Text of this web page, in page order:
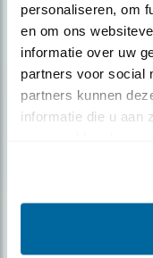
personaliseren, om
en om ons
informatie over uw
partners voor social
partners kunnen
informatie die u aan